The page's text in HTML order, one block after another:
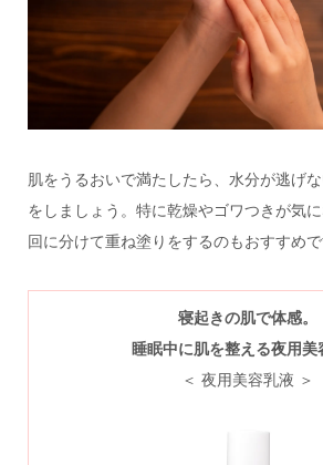
肌をうるおいで満たしたら、水分が逃げ
をしましょう。特に乾燥やゴワつきが気
回に分けて重ね塗りをするのもおすすめで
寝起きの肌で体感。
睡眠中に肌を整える夜用美
＜ 夜用美容乳液 ＞